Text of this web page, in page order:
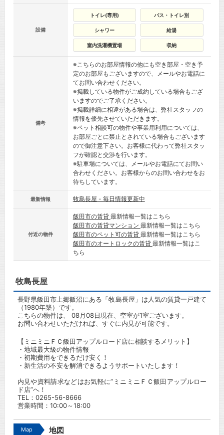
設備
トイレ(専用) バス・トイレ別
シャワー 給湯
室内洗濯機置場 収納
備考
※こちらのお部屋情報の他にも空き部屋・空き予
定のお部屋もございますので、メールやお電話に
てお問い合わせください。
※掲載している物件がご成約している場合もござ
いますのでご了承ください。
※掲載詳細に相違がある場合は、弊社スタッフの
情報を優先させていただきます。
※ペット相談可の物件や事業用利用については、
お部屋ごとに禁止とされている場合もございます
ので御注意下さい。お客様に代わって弊社スタッ
フが確認と交渉を行います。
※駐車場については、メールやお電話にてお問い
合わせください。お客様からのお問い合わせをお
待ちしています。
最新情報 牧島長屋 - 毎日情報更新中
付近の物件
飯田市の賃貸 最新情報一覧はこちら
飯田市の賃貸マンション 最新情報一覧はこちら
飯田市のペット可の賃貸 最新情報一覧はこちら
飯田市のオートロックの賃貸 最新情報一覧はこ
ちら
牧島長屋
長野県飯田市上郷飯沼にある「牧島長屋」は人気の賃貸一戸建て
（1980年築）です。
こちらの物件は、 08月08日現在、空室が1室ございます。
お問い合わせいただければ、すぐに内見が可能です。
【ミニミニＦＣ飯田アップルロード店に相談するメリット】
・地域最大級の物件情報
・初期費用をできるだけ安く！
・新生活の不安を解消できるようサポートいたします！
内見や資料請求などはお気軽に”ミニミニＦＣ飯田アップルロー
ド店”へ！
TEL： 0265-56-8666
営業時間：10:00～18:00
Map 地図